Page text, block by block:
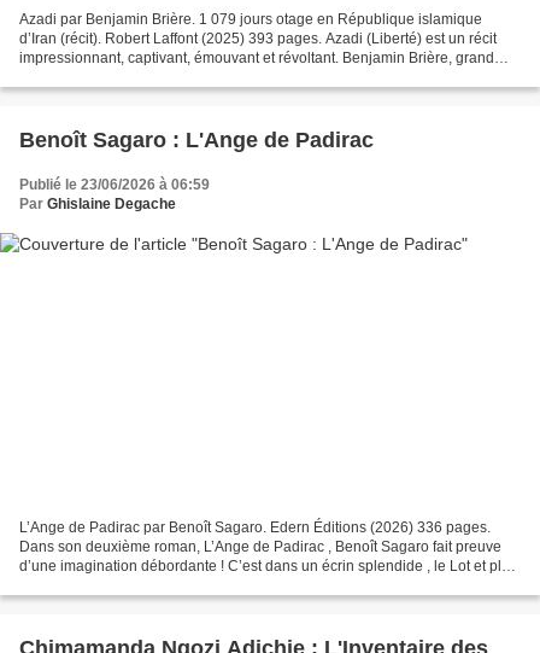
Azadi par Benjamin Brière. 1 079 jours otage en République islamique
d’Iran (récit). Robert Laffont (2025) 393 pages. Azadi (Liberté) est un récit
impressionnant, captivant, émouvant et révoltant. Benjamin Brière, grand
Benoît Sagaro : L'Ange de Padirac
Publié le 23/06/2026 à 06:59
Par Ghislaine Degache
L’Ange de Padirac par Benoît Sagaro. Edern Éditions (2026) 336 pages.
Dans son deuxième roman, L’Ange de Padirac , Benoît Sagaro fait preuve
d’une imagination débordante ! C’est dans un écrin splendide , le Lot et plus
Chimamanda Ngozi Adichie : L'Inventaire des